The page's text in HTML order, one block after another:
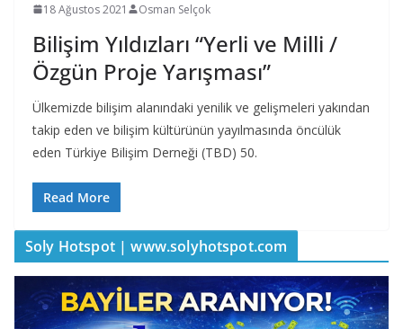
18 Ağustos 2021 Osman Selçok
Bilişim Yıldızları “Yerli ve Milli /
Özgün Proje Yarışması”
Ülkemizde bilişim alanındaki yenilik ve gelişmeleri yakından
takip eden ve bilişim kültürünün yayılmasında öncülük
eden Türkiye Bilişim Derneği (TBD) 50.
Read More
Soly Hotspot | www.solyhotspot.com